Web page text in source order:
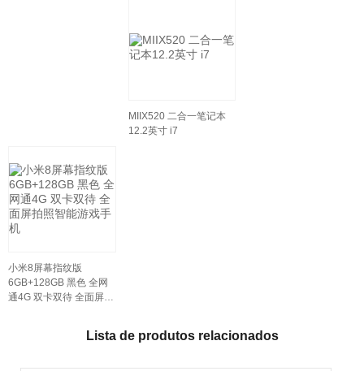
MIIX520 二合一笔记本
12.2英寸 i7
小米8屏幕指纹版
6GB+128GB 黑色 全网
通4G 双卡双待 全面屏拍
Lista de produtos relacionados